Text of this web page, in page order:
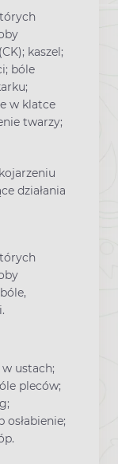
kaszel;
bóle
w klatce
twarzy;
działania
ustach;
pleców;
osłabienie;